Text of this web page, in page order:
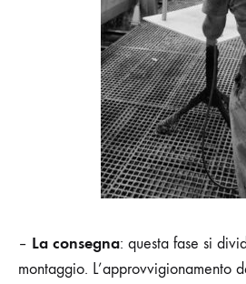
– La consegna: questa fase si
montaggio. L’approvvigionamento